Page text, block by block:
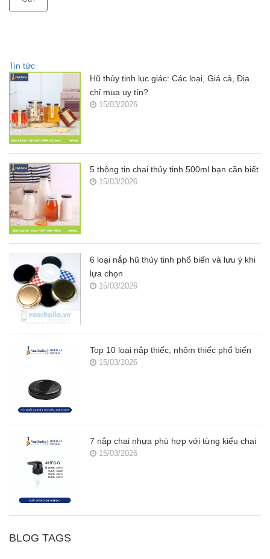
Tin tức
Hũ thủy tinh lục giác: Các loại, Giá cả, Địa
chỉ mua uy tín?
15/03/2026
5 thông tin chai thủy tinh 500ml bạn cần biết
15/03/2026
6 loại nắp hũ thủy tinh phổ biến và lưu ý khi
lựa chọn
15/03/2026
Top 10 loại nắp thiếc, nhôm thiếc phổ biến
15/03/2026
7 nắp chai nhựa phù hợp với từng kiểu chai
15/03/2026
BLOG TAGS